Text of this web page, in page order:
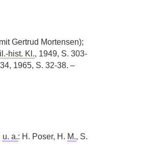
Gertrud Mortensen);
hist. Kl., 1949, S. 303-
1965, S. 32-38. –
u. a.: H. Poser, H. M., S.